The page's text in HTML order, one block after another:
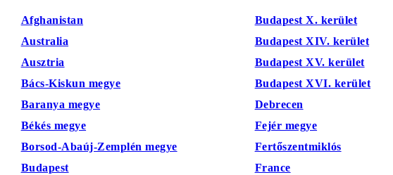
Afghanistan
Australia
Ausztria
Bács-Kiskun megye
Baranya megye
Békés megye
Borsod-Abaúj-Zemplén megye
Budapest
Budapest X. kerület
Budapest XIV. kerület
Budapest XV. kerület
Budapest XVI. kerület
Debrecen
Fejér megye
Fertőszentmiklós
France